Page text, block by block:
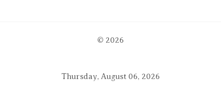
© 2026
Thursday, August 06, 2026